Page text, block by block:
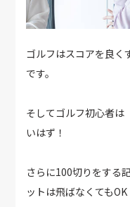
ゴルフはスコアを良く
です。
そしてゴルフ初心者は
いはず！
さらに100切りをする
ットは飛ばなくても